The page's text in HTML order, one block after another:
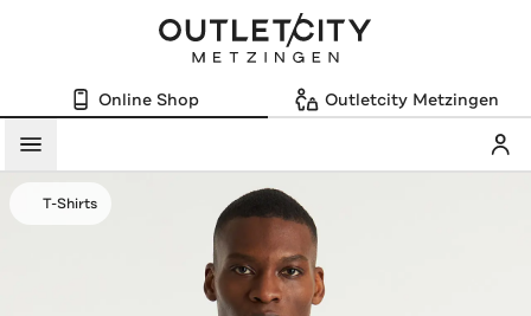
Online Shop Outletcity Metzingen
Menü
T-Shirts